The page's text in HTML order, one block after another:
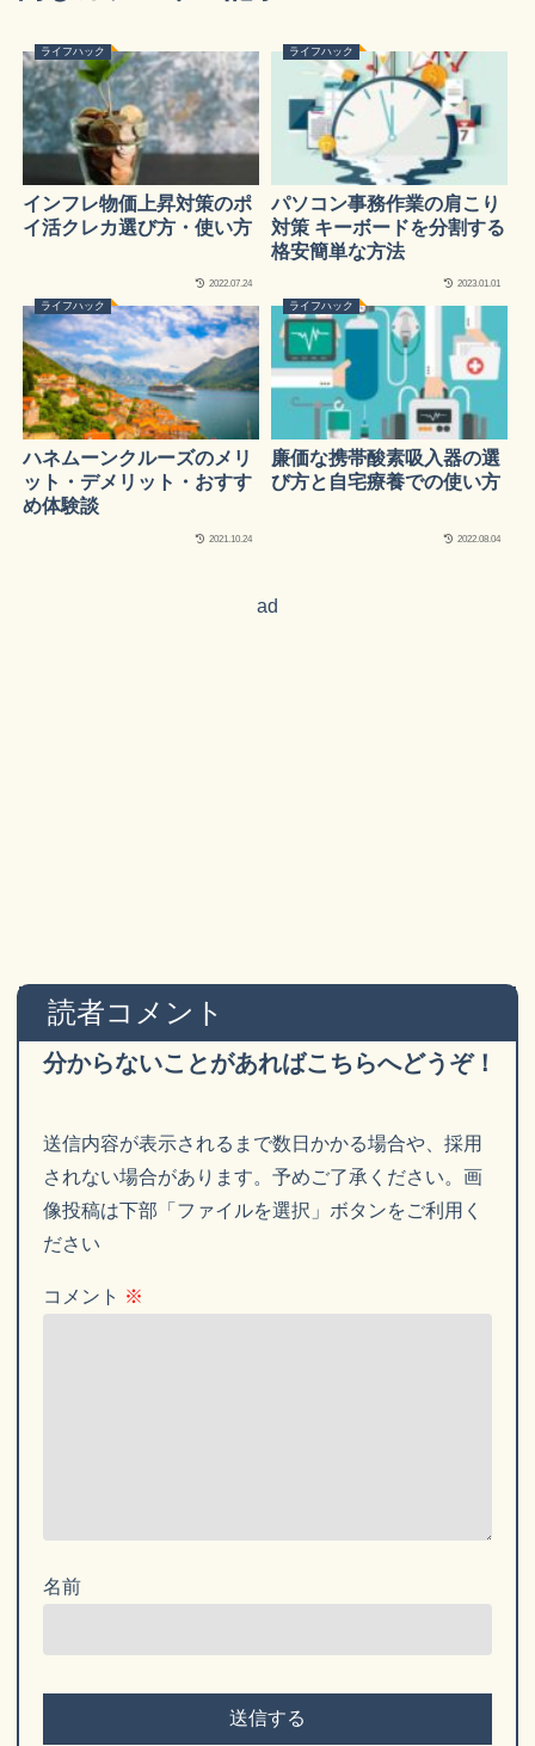
ライフハック
インフレ物価上昇対策のポ
イ活クレカ選び方・使い方
2022.07.24
ライフハック
パソコン事務作業の肩こり
対策 キーボードを分割する
格安簡単な方法
2023.01.01
ライフハック
ハネムーンクルーズのメリ
ット・デメリット・おすす
め体験談
2021.10.24
ライフハック
廉価な携帯酸素吸入器の選
び方と自宅療養での使い方
2022.08.04
ad
読者コメント
分からないことがあればこちらへどうぞ！
送信内容が表示されるまで数日かかる場合や、採用
されない場合があります。予めご了承ください。画
像投稿は下部「ファイルを選択」ボタンをご利用く
ださい
コメント ※
名前